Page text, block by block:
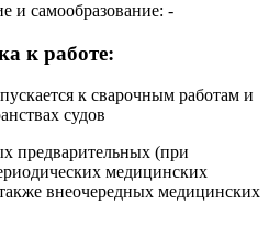
и самообразование: -
к работе:
к сварочным работам и
судов
предварительных (при
медицинских
внеочередных медицинских